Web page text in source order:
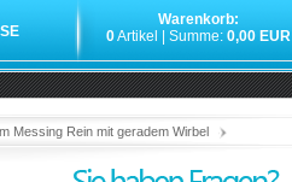
Warenkorb:
0Artikel | Summe: 0,00 EUR
Messing Rein mit geradem Wirbel